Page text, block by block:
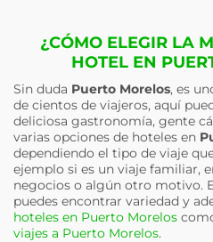
¿CÓMO ELEGIR LA
HOTEL EN
Sin duda Puerto Morelos, es
de cientos de viajeros, aquí
deliciosa gastronomía, gente
varias opciones de hoteles en
dependiendo el tipo de viaje
ejemplo si es un viaje familiar,
negocios o algún otro motivo.
puedes encontrar variedad y
hoteles en Puerto Morelos
viajes a Puerto Morelos.